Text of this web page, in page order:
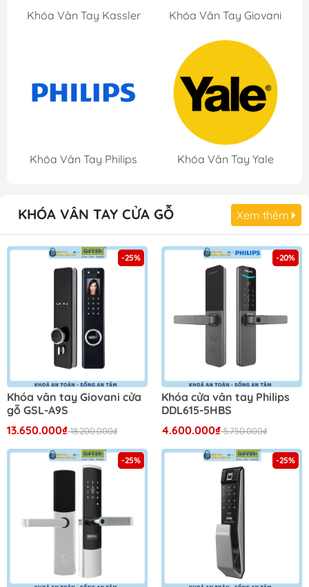
Khóa Vân Tay Kassler Khóa Vân Tay Giovani
Khóa Vân Tay Philips Khóa Vân Tay Yale
KHÓA VÂN TAY CỬA GỖ Xem thêm
-25%
Khóa vân tay Giovani cửa
gỗ GSL-A9S
13.650.000₫18.200.000₫
-20%
Khóa cửa vân tay Philips
DDL615-5HBS
4.600.000₫5.750.000₫
-25% -25%